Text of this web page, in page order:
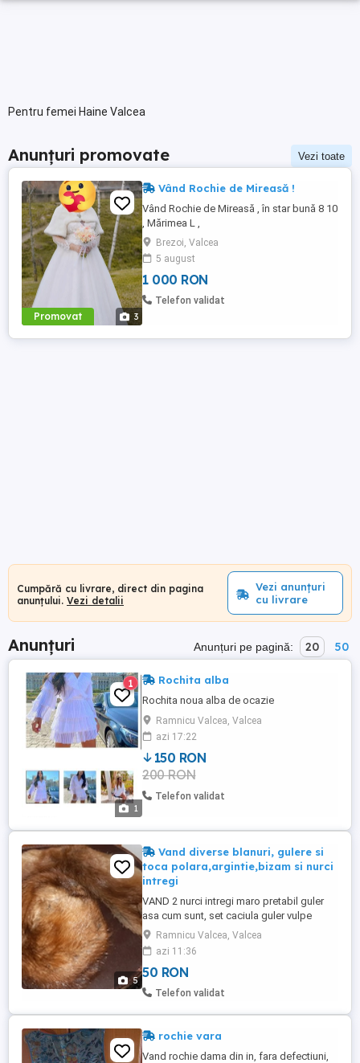
Pentru femei Haine Valcea
Anunțuri promovate Vezi toate
Promovat 3
Vând Rochie de Mireasă !
Vând Rochie de Mireasă , în star bună 8 10
, Mărimea L ,
Brezoi, Valcea
5 august
1 000 RON
Telefon validat
Cumpără cu livrare, direct din pagina
anunțului. Vezi detalii
Vezi anunțuri
cu livrare
Anunțuri Anunțuri pe pagină: 20 50
1
1 Rochita alba
Rochita noua alba de ocazie
Ramnicu Valcea, Valcea
azi 17:22
150 RON
200 RON
Telefon validat
5
Vand diverse blanuri, gulere si
toca polara,argintie,bizam si nurci
intregi
VAND 2 nurci intregi maro pretabil guler
asa cum sunt, set caciula guler vulpe
polara, vulpe argintie, bizam putin folosite
in familie.. PRET 50 Ron buc Toate ce se
regasesc in pozele afisate pret total 250
Separat Geanta voiaj pt blanuri perioada
interbelica 250 Ron Cutia lemn perioada
Ramnicu Valcea, Valcea
azi 11:36
50 RON
Telefon validat
rochie vara
Vand rochie dama din in, fara defectiuni,